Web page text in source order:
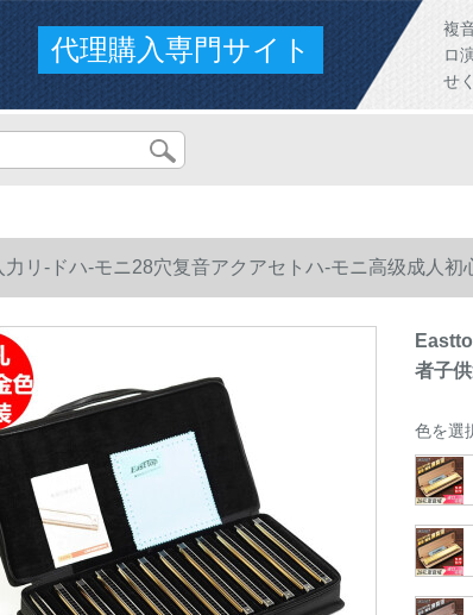
代理購入専門サイト
複
ロ
せ
力リ-ドハ-モニ28穴复音アクアセトハ-モニ高级成人
者子
色を選